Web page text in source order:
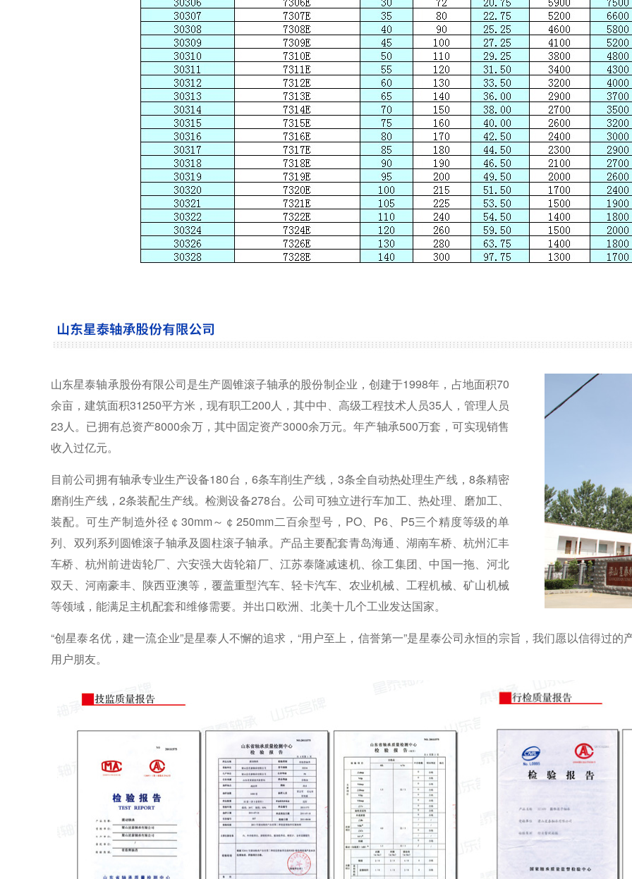
山东星泰轴承股份有限公司是生产圆锥滚子轴承的股份制企业，创建于1998年，占地面积70
余亩，建筑面积31250平方米，现有职工200人，其中中、高级工程技术人员35人，管理人员
23人。已拥有总资产8000余万，其中固定资产3000余万元。年产轴承500万套，可实现销售
收入过亿元。
目前公司拥有轴承专业生产设备180台，6条车削生产线，3条全自动热处理生产线，8条精密
磨削生产线，2条装配生产线。检测设备278台。公司可独立进行车加工、热处理、磨加工、
装配。可生产制造外径￠30mm～￠250mm二百余型号，PO、P6、P5三个精度等级的单
列、双列系列圆锥滚子轴承及圆柱滚子轴承。产品主要配套青岛海通、湖南车桥、杭州汇丰
车桥、杭州前进齿轮厂、六安强大齿轮箱厂、江苏泰隆减速机、徐工集团、中国一拖、河北
双天、河南豪丰、陕西亚澳等，覆盖重型汽车、轻卡汽车、农业机械、工程机械、矿山机械
等领域，能满足主机配套和维修需要。并出口欧洲、北美十几个工业发达国家。
“创星泰名优，建一流企业”是星泰人不懈的追求，“用户至上，信誉第一”是星泰公司永恒的宗旨，我们愿以信得过
用户朋友。